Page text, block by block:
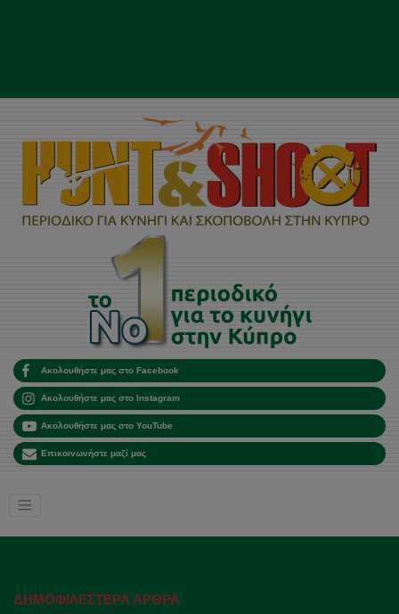
Ακολουθήστε μας στο Facebook
Ακολουθήστε μας στο Instagram
Ακολουθήστε μας στο YouTube
Επικοινωνήστε μαζί μας
ΔΗΜΟΦΙΛΈΣΤΕΡΑ ΆΡΘΡΑ